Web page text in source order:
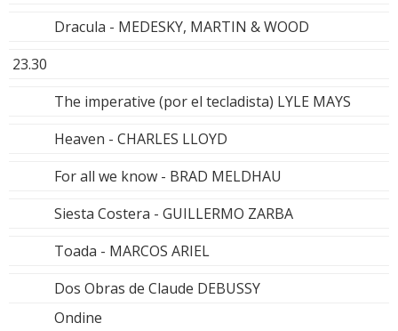
Dracula - MEDESKY, MARTIN & WOOD
23.30
The imperative (por el tecladista) LYLE MAYS
Heaven - CHARLES LLOYD
For all we know - BRAD MELDHAU
Siesta Costera - GUILLERMO ZARBA
Toada - MARCOS ARIEL
Dos Obras de Claude DEBUSSY
Ondine